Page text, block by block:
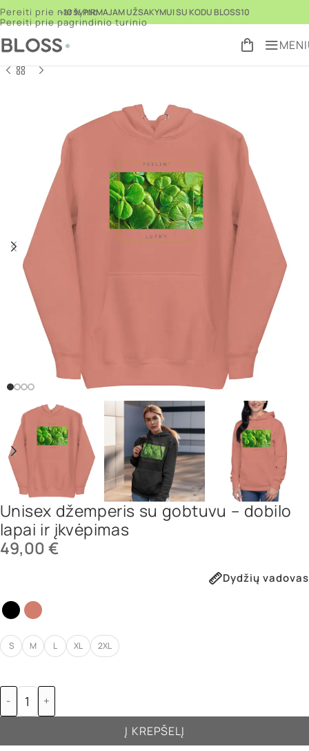
Pereiti prie naršymo
Pereiti prie pagrindinio turinio
–10 % PIRMAJAM UŽSAKYMUI SU KODU BLOSS10
Pradžia/ Parduotuvė Džemperiai su gobtuvu
Unisex džemperis su gobtuvu – dobilo
lapai ir įkvėpimas
49,00€
Dydžių vadovas
S M L XL 2XL
- +
Į KREPŠELĮ